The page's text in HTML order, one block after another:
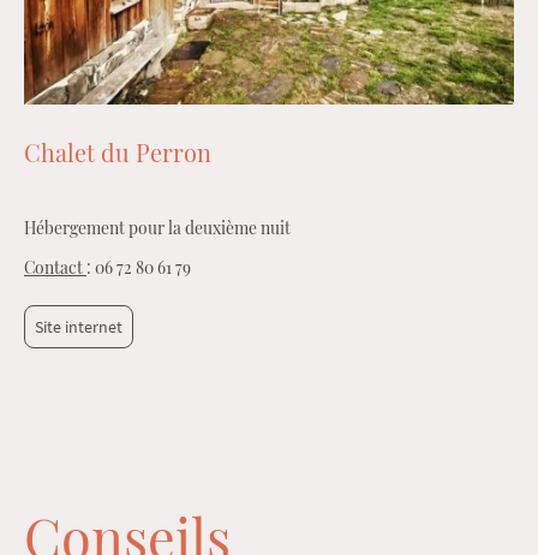
Chalet du Perron
Hébergement pour la deuxième nuit
Contact : 06 72 80 61 79
Site internet
Conseils